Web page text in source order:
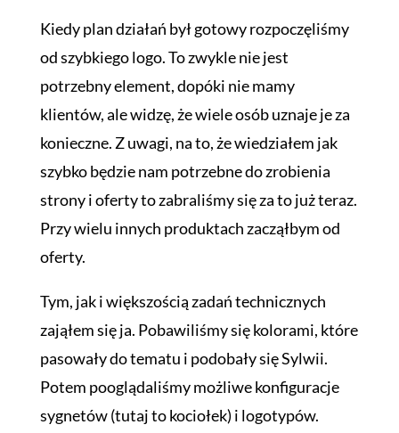
Kiedy plan działań był gotowy rozpoczęliśmy
od szybkiego logo. To zwykle nie jest
potrzebny element, dopóki nie mamy
klientów, ale widzę, że wiele osób uznaje je za
konieczne. Z uwagi, na to, że wiedziałem jak
szybko będzie nam potrzebne do zrobienia
strony i oferty to zabraliśmy się za to już teraz.
Przy wielu innych produktach zacząłbym od
oferty.
Tym, jak i większością zadań technicznych
zająłem się ja. Pobawiliśmy się kolorami, które
pasowały do tematu i podobały się Sylwii.
Potem pooglądaliśmy możliwe konfiguracje
sygnetów (tutaj to kociołek) i logotypów.